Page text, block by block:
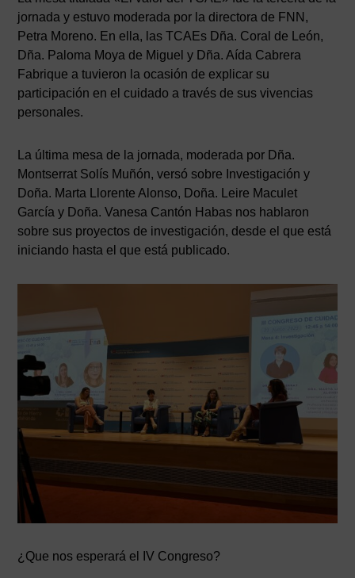
jornada y estuvo moderada por la directora de FNN,
Petra Moreno. En ella, las TCAEs Dña. Coral de León,
Dña. Paloma Moya de Miguel y Dña. Aída Cabrera
Fabrique a tuvieron la ocasión de explicar su
participación en el cuidado a través de sus vivencias
personales.
La última mesa de la jornada, moderada por Dña.
Montserrat Solís Muñón, versó sobre Investigación y
Doña. Marta Llorente Alonso, Doña. Leire Maculet
García y Doña. Vanesa Cantón Habas nos hablaron
sobre sus proyectos de investigación, desde el que está
iniciando hasta el que está publicado.
¿Que nos esperará el IV Congreso?